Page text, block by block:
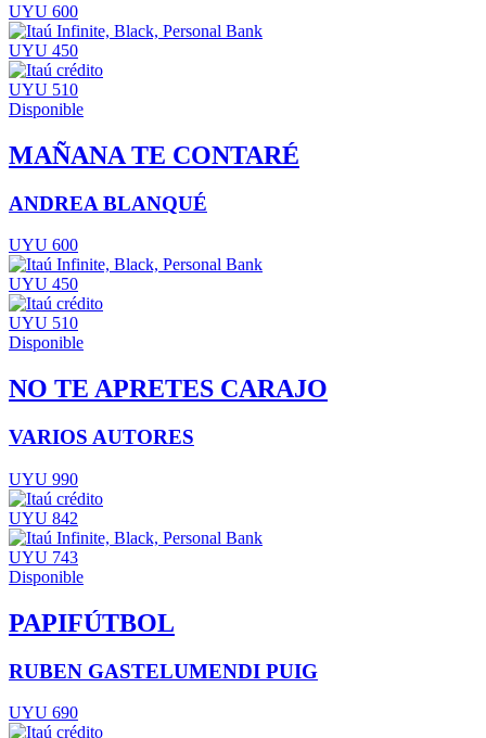
UYU 600
UYU 450
UYU 510
Disponible
MAÑANA TE CONTARÉ
ANDREA BLANQUÉ
UYU 600
UYU 450
UYU 510
Disponible
NO TE APRETES CARAJO
VARIOS AUTORES
UYU 990
UYU 842
UYU 743
Disponible
PAPIFÚTBOL
RUBEN GASTELUMENDI PUIG
UYU 690